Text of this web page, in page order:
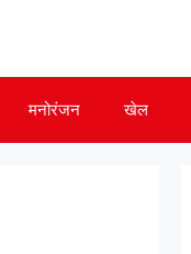
मनोरंजन खेल